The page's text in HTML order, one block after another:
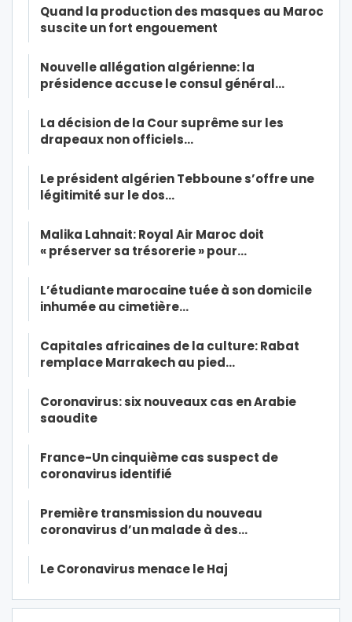
Quand la production des masques au Maroc
suscite un fort engouement
Nouvelle allégation algérienne: la
présidence accuse le consul général…
La décision de la Cour suprême sur les
drapeaux non officiels…
Le président algérien Tebboune s’offre une
légitimité sur le dos…
Malika Lahnait: Royal Air Maroc doit
« préserver sa trésorerie » pour…
L’étudiante marocaine tuée à son domicile
inhumée au cimetière…
Capitales africaines de la culture: Rabat
remplace Marrakech au pied…
Coronavirus: six nouveaux cas en Arabie
saoudite
France-Un cinquième cas suspect de
coronavirus identifié
Première transmission du nouveau
coronavirus d’un malade à des…
Le Coronavirus menace le Haj